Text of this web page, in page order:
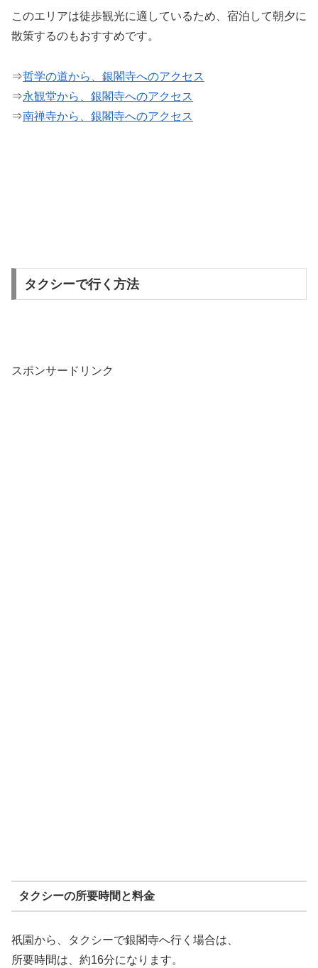
このエリアは徒歩観光に適しているため、宿泊して朝夕に
散策するのもおすすめです。
⇒哲学の道から、銀閣寺へのアクセス
⇒永観堂から、銀閣寺へのアクセス
⇒南禅寺から、銀閣寺へのアクセス
タクシーで行く方法
スポンサードリンク
タクシーの所要時間と料金
祇園から、タクシーで銀閣寺へ行く場合は、
所要時間は、約16分になります。